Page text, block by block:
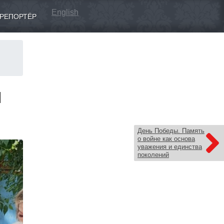
English
День Победы. Память
о войне как основа
уважения и единства
поколений